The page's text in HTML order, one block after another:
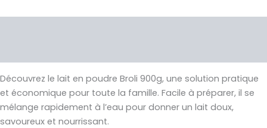
Découvrez le lait en poudre Broli 900g, une solution pratique
et économique pour toute la famille. Facile à préparer, il se
mélange rapidement à l’eau pour donner un lait doux,
savoureux et nourrissant.